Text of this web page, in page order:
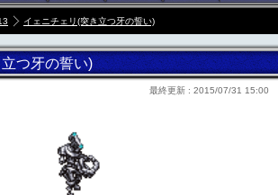
イェニチェリ(突き立つ牙の誓い)
つ牙の誓い)
最終更新 : 2015/07/31 15:00